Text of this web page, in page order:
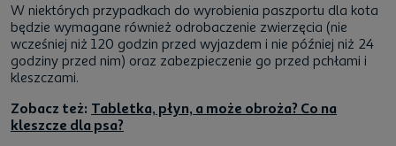
W niektórych przypadkach do wyrobienia paszportu dla kota
będzie wymagane również odrobaczenie zwierzęcia (nie
wcześniej niż 120 godzin przed wyjazdem i nie później niż 24
godziny przed nim) oraz zabezpieczenie go przed pchłami i
kleszczami.
Zobacz też: Tabletka, płyn, a może obroża? Co na
kleszcze dla psa?